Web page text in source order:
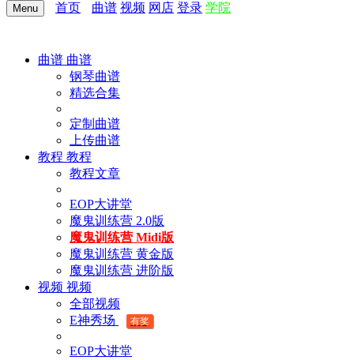
Menu 首页 曲谱 视频 网店 登录 学院
曲谱 曲谱
钢琴曲谱
精选合集
定制曲谱
上传曲谱
教程 教程
教程文章
EOP大讲堂
魔鬼训练营 2.0版
魔鬼训练营 Midi版
魔鬼训练营 黄金版
魔鬼训练营 进阶版
视频 视频
全部视频
E神秀场
有奖
EOP大讲堂